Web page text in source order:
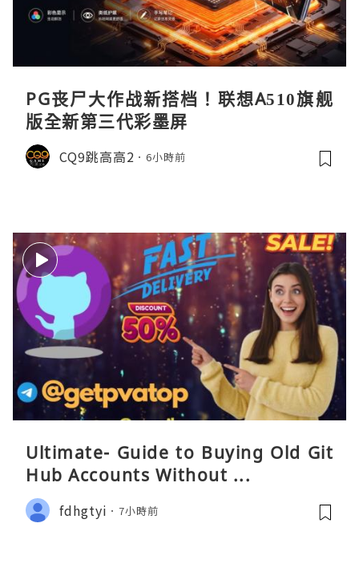
PG丧尸大作战新搭档！联想A510旗舰
版全新第三代彩墨屏
CQ9跳高高2 6小時前
Ultimate- Guide to Buying Old Git
Hub Accounts Without ...
fdhgtyi 7小時前